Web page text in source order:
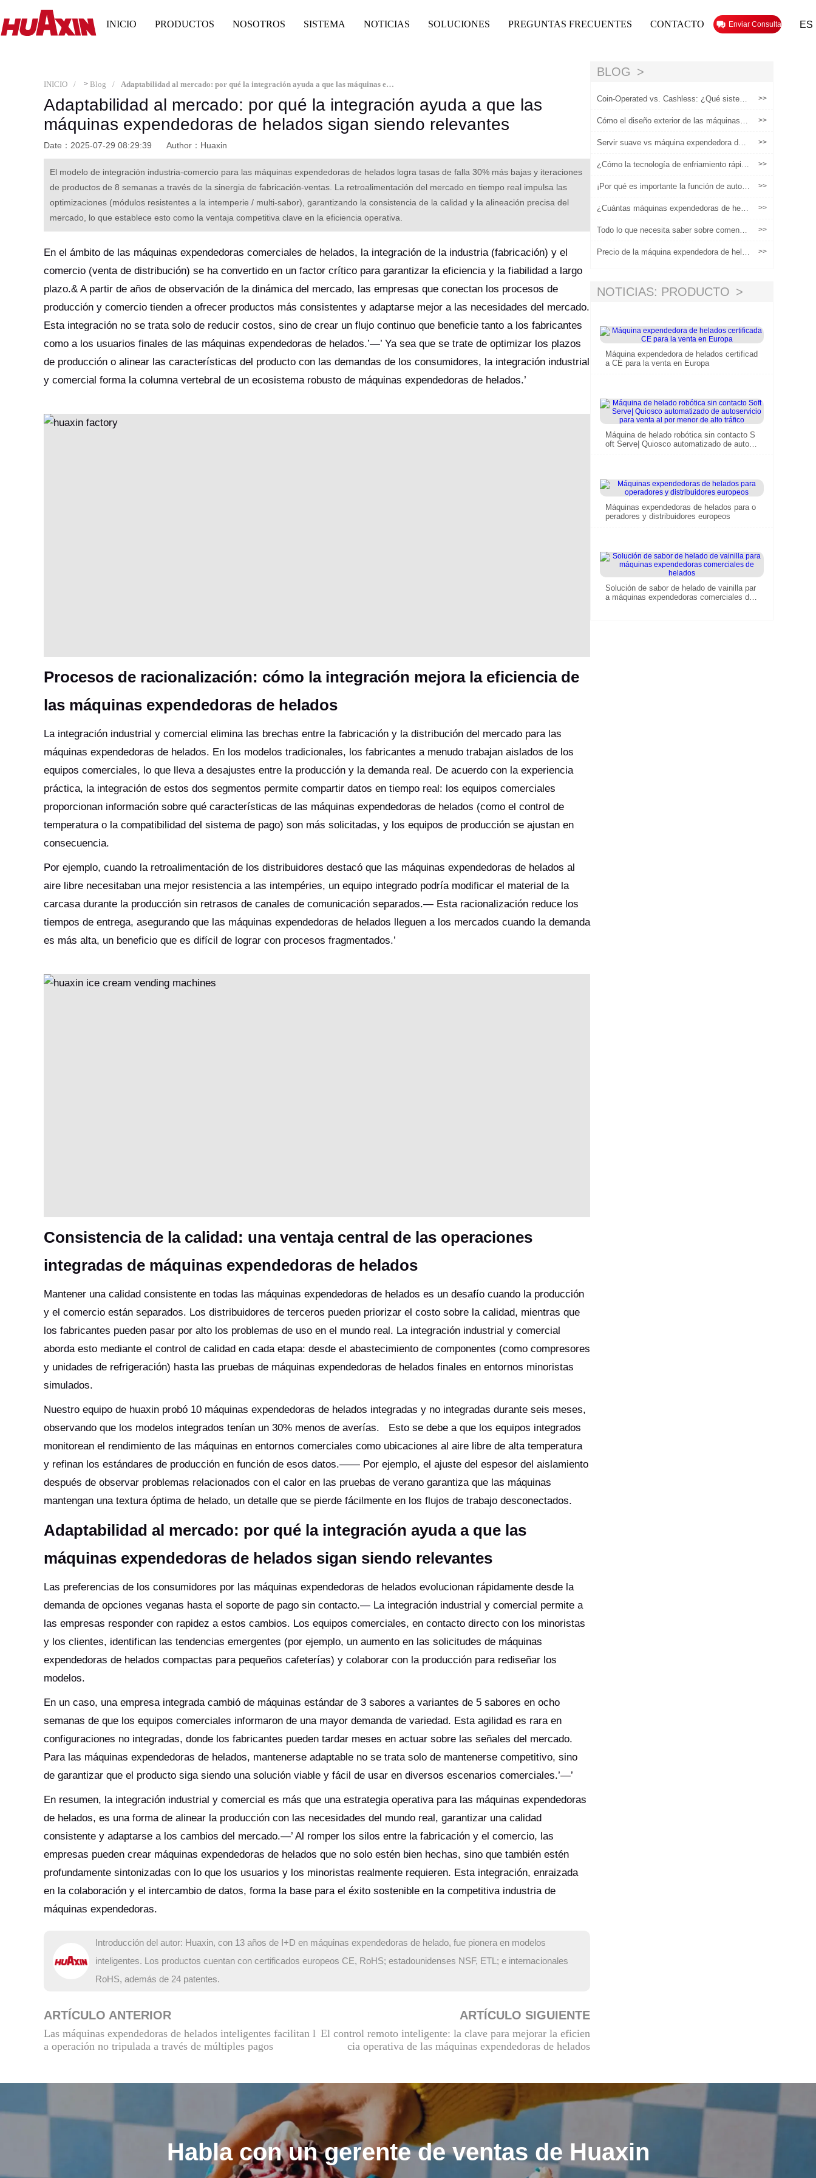
INICIO PRODUCTOS NOSOTROS SISTEMA NOTICIAS SOLUCIONES PREGUNTAS FRECUENTES CONTACTO Enviar Consulta ES
INICIO > Blog Adaptabilidad al mercado: por qué la integración ayuda a que las máquinas expendedoras de helados sigan siendo relevantes
Adaptabilidad al mercado: por qué la integración ayuda a que las
máquinas expendedoras de helados sigan siendo relevantes
Date：2025-07-29 08:29:39 Author：Huaxin
El modelo de integración industria-comercio para las máquinas expendedoras de helados logra tasas de falla 30% más bajas y iteraciones
de productos de 8 semanas a través de la sinergia de fabricación-ventas. La retroalimentación del mercado en tiempo real impulsa las
optimizaciones (módulos resistentes a la intemperie / multi-sabor), garantizando la consistencia de la calidad y la alineación precisa del
mercado, lo que establece esto como la ventaja competitiva clave en la eficiencia operativa.
En el ámbito de las máquinas expendedoras comerciales de helados, la integración de la industria (fabricación) y el
comercio (venta de distribución) se ha convertido en un factor crítico para garantizar la eficiencia y la fiabilidad a largo
plazo.& A partir de años de observación de la dinámica del mercado, las empresas que conectan los procesos de
producción y comercio tienden a ofrecer productos más consistentes y adaptarse mejor a las necesidades del mercado.
Esta integración no se trata solo de reducir costos, sino de crear un flujo continuo que beneficie tanto a los fabricantes
como a los usuarios finales de las máquinas expendedoras de helados.’—’ Ya sea que se trate de optimizar los plazos
de producción o alinear las características del producto con las demandas de los consumidores, la integración industrial
y comercial forma la columna vertebral de un ecosistema robusto de máquinas expendedoras de helados.’
Procesos de racionalización: cómo la integración mejora la eficiencia de
las máquinas expendedoras de helados
La integración industrial y comercial elimina las brechas entre la fabricación y la distribución del mercado para las
máquinas expendedoras de helados. En los modelos tradicionales, los fabricantes a menudo trabajan aislados de los
equipos comerciales, lo que lleva a desajustes entre la producción y la demanda real. De acuerdo con la experiencia
práctica, la integración de estos dos segmentos permite compartir datos en tiempo real: los equipos comerciales
proporcionan información sobre qué características de las máquinas expendedoras de helados (como el control de
temperatura o la compatibilidad del sistema de pago) son más solicitadas, y los equipos de producción se ajustan en
consecuencia.
Por ejemplo, cuando la retroalimentación de los distribuidores destacó que las máquinas expendedoras de helados al
aire libre necesitaban una mejor resistencia a las intempéries, un equipo integrado podría modificar el material de la
carcasa durante la producción sin retrasos de canales de comunicación separados.— Esta racionalización reduce los
tiempos de entrega, asegurando que las máquinas expendedoras de helados lleguen a los mercados cuando la demanda
es más alta, un beneficio que es difícil de lograr con procesos fragmentados.’
Consistencia de la calidad: una ventaja central de las operaciones
integradas de máquinas expendedoras de helados
Mantener una calidad consistente en todas las máquinas expendedoras de helados es un desafío cuando la producción
y el comercio están separados. Los distribuidores de terceros pueden priorizar el costo sobre la calidad, mientras que
los fabricantes pueden pasar por alto los problemas de uso en el mundo real. La integración industrial y comercial
aborda esto mediante el control de calidad en cada etapa: desde el abastecimiento de componentes (como compresores
y unidades de refrigeración) hasta las pruebas de máquinas expendedoras de helados finales en entornos minoristas
simulados.
Nuestro equipo de huaxin probó 10 máquinas expendedoras de helados integradas y no integradas durante seis meses,
observando que los modelos integrados tenían un 30% menos de averías. Esto se debe a que los equipos integrados
monitorean el rendimiento de las máquinas en entornos comerciales como ubicaciones al aire libre de alta temperatura
y refinan los estándares de producción en función de esos datos.—— Por ejemplo, el ajuste del espesor del aislamiento
después de observar problemas relacionados con el calor en las pruebas de verano garantiza que las máquinas
mantengan una textura óptima de helado, un detalle que se pierde fácilmente en los flujos de trabajo desconectados.
Adaptabilidad al mercado: por qué la integración ayuda a que las
máquinas expendedoras de helados sigan siendo relevantes
Las preferencias de los consumidores por las máquinas expendedoras de helados evolucionan rápidamente desde la
demanda de opciones veganas hasta el soporte de pago sin contacto.— La integración industrial y comercial permite a
las empresas responder con rapidez a estos cambios. Los equipos comerciales, en contacto directo con los minoristas
y los clientes, identifican las tendencias emergentes (por ejemplo, un aumento en las solicitudes de máquinas
expendedoras de helados compactas para pequeños cafeterías) y colaborar con la producción para rediseñar los
modelos.
En un caso, una empresa integrada cambió de máquinas estándar de 3 sabores a variantes de 5 sabores en ocho
semanas de que los equipos comerciales informaron de una mayor demanda de variedad. Esta agilidad es rara en
configuraciones no integradas, donde los fabricantes pueden tardar meses en actuar sobre las señales del mercado.
Para las máquinas expendedoras de helados, mantenerse adaptable no se trata solo de mantenerse competitivo, sino
de garantizar que el producto siga siendo una solución viable y fácil de usar en diversos escenarios comerciales.’—’
En resumen, la integración industrial y comercial es más que una estrategia operativa para las máquinas expendedoras
de helados, es una forma de alinear la producción con las necesidades del mundo real, garantizar una calidad
consistente y adaptarse a los cambios del mercado.—’ Al romper los silos entre la fabricación y el comercio, las
empresas pueden crear máquinas expendedoras de helados que no solo estén bien hechas, sino que también estén
profundamente sintonizadas con lo que los usuarios y los minoristas realmente requieren. Esta integración, enraizada
en la colaboración y el intercambio de datos, forma la base para el éxito sostenible en la competitiva industria de
máquinas expendedoras.
Introducción del autor: Huaxin, con 13 años de I+D en máquinas expendedoras de helado, fue pionera en modelos
inteligentes. Los productos cuentan con certificados europeos CE, RoHS; estadounidenses NSF, ETL; e internacionales
RoHS, además de 24 patentes.
ARTÍCULO ANTERIOR
Las máquinas expendedoras de helados inteligentes facilitan l
a operación no tripulada a través de múltiples pagos
ARTÍCULO SIGUIENTE
El control remoto inteligente: la clave para mejorar la eficien
cia operativa de las máquinas expendedoras de helados
BLOG
Coin-Operated vs. Cashless: ¿Qué sistem
>>
Cómo el diseño exterior de las máquinas e
cesidades
>>
Servir suave vs máquina expendedora de y
mejor?
>>
¿Cómo la tecnología de enfriamiento rápido
inteligentes remodela el modelo de gananci
as en escenarios de alto tráfico peatonal?
>>
¡Por qué es importante la función de autoli
helados!
>>
¿Cuántas máquinas expendedoras de hela
ientífico y guía operativa
>>
Todo lo que necesita saber sobre comenza
elados
>>
Precio de la máquina expendedora de hela
>>
NOTICIAS: PRODUCTO
Máquina expendedora de helados certificad
a CE para la venta en Europa
Máquina de helado robótica sin contacto S
oft Serve| Quiosco automatizado de autose
Máquinas expendedoras de helados para o
peradores y distribuidores europeos
Solución de sabor de helado de vainilla par
a máquinas expendedoras comerciales de
Habla con un gerente de ventas de Huaxin